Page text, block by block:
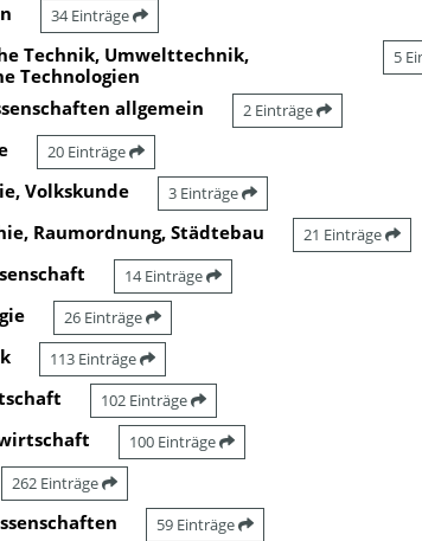
34 Einträge
Technik, Umwelttechnik,
Technologien
5
allgemein 2 Einträge
20 Einträge
Volkskunde 3 Einträge
Raumordnung, Städtebau 21 Einträge
14 Einträge
26 Einträge
113 Einträge
102 Einträge
100 Einträge
262 Einträge
59 Einträge